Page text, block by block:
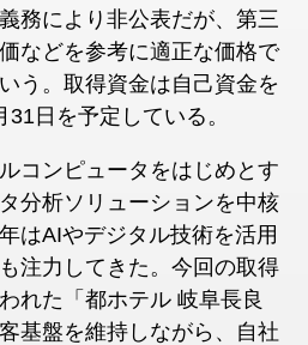
務により非公表だが、第三
などを参考に適正な価格で
う。取得資金は自己資金を
日を予定している。
コンピュータをはじめとす
分析ソリューションを中核
はAIやデジタル技術を活用
注力してきた。今回の取得
れた「都ホテル 岐阜長良
基盤を維持しながら、自社